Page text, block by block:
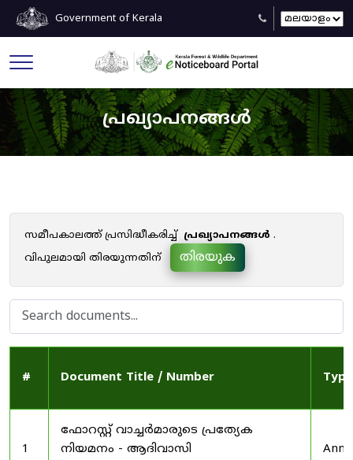
Government of Kerala
പ്രഖ്യാപനങ്ങൾ
സമീപകാലത്ത് പ്രസിദ്ധീകരിച്ച് പ്രഖ്യാപനങ്ങൾ .
വിപുലമായി തിരയുന്നതിന്
തിരയുക
# Document Title / Number Type
1
ഫോറസ്റ്റ് വാച്ചർമാരുടെ പ്രത്യേക
നിയമനം - ആദിവാസി